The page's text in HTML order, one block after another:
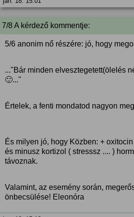
7/8 A kérdező kommentje:
5/6 anonim nő részére: jó, hogy
..."Bár minden elvesztegetett(ölelés
🙂..."
Értelek, a fenti mondatod nagyon
És milyen jó, hogy Közben: +
és minusz kortizol ( stresssz .... )
távoznak.
Valamint, az esemény során,
önbecsülése! Eleonóra